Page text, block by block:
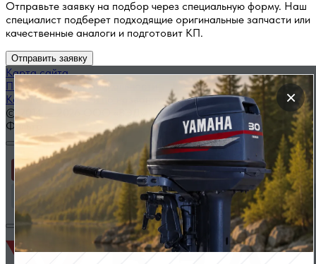
Отправьте заявку на подбор через специальную форму. Наш
специалист подберет подходящие оригинальные запчасти или
качественные аналоги и подготовит КП.
Отправить заявку
×
Карта сайта
Политика конфиденциальности
Каталог запчастей по названию
© 2014 — 2026 ООО «ВЭД»
Фильтр
Применить
Сбросить фильтр